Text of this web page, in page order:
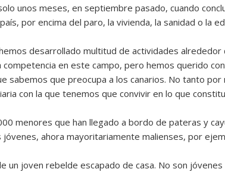
unos meses, en septiembre pasado, cuando
por encima del paro, la vivienda, la sanidad o la
desarrollado multitud de actividades
en este campo, pero hemos querido
sabemos que preocupa a los canarios. No tanto
con la que tenemos que convivir en lo que
menores que han llegado a bordo de pateras y
ahora mayoritariamente malienses, por
un joven rebelde escapado de casa. No son